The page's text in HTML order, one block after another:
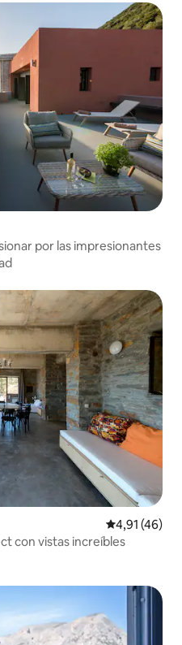
por las impresionantes
Calificación
4,91 (46)
con vistas increíbles